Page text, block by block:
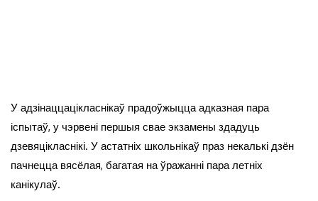
У адзінаццацікласнікаў прадоўжыцца адказная пара
іспытаў, у чэрвені першыя свае экзамены здадуць
дзевяцікласнікі. У астатніх школьнікаў праз некалькі дзён
пачнецца вясёлая, багатая на ўражанні пара летніх
канікулаў.